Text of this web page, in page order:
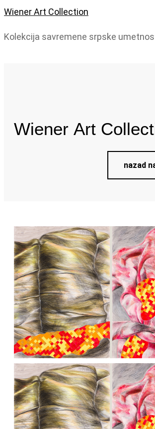
Wiener Art Collection
Kolekcija savremene srpske
Wiener Art
nazad